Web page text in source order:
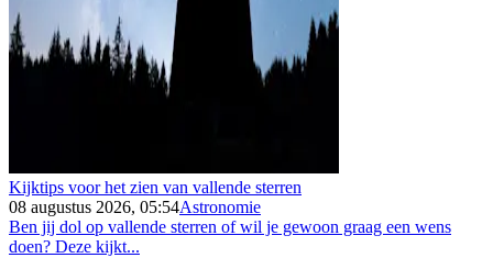
Kijktips voor het zien van vallende sterren
08 augustus 2026, 05:54Astronomie
Ben jij dol op vallende sterren of wil je gewoon graag een wens
doen? Deze kijkt...